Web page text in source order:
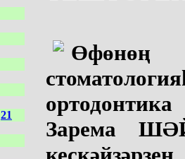
21
Өфөнөң
Зарема